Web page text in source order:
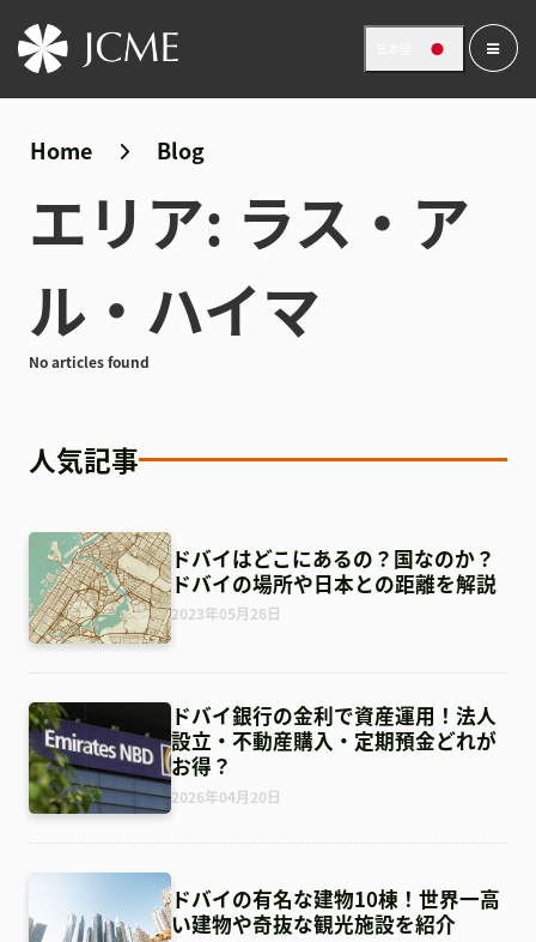
Home Blog
エリア: ラス・ア
ル・ハイマ
No articles found
人気記事
ドバイはどこにあるの？国なのか？
ドバイの場所や日本との距離を解説
2023年05月26日
ドバイ銀行の金利で資産運用！法人
設立・不動産購入・定期預金どれが
お得？
2026年04月20日
ドバイの有名な建物10棟！世界一高
い建物や奇抜な観光施設を紹介